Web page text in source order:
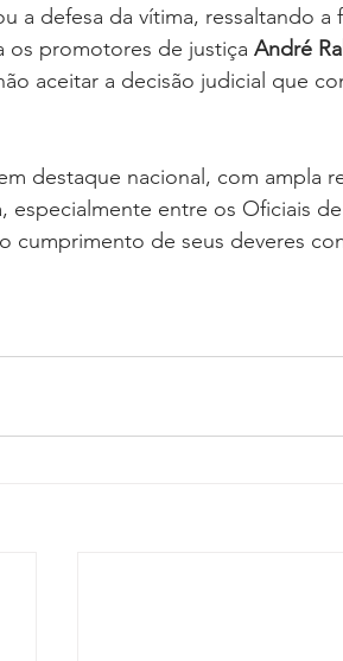
a defesa da vítima, ressaltando a
os promotores de justiça André
aceitar a decisão judicial que
destaque nacional, com ampla
especialmente entre os Oficiais
cumprimento de seus deveres